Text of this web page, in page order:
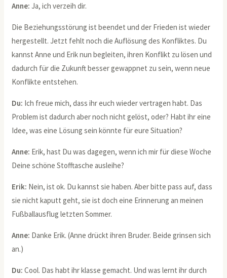
Anne: Ja, ich verzeih dir.
Die Beziehungsstörung ist beendet und der Frieden ist wieder
hergestellt. Jetzt fehlt noch die Auflösung des Konfliktes. Du
kannst Anne und Erik nun begleiten, ihren Konflikt zu lösen und
dadurch für die Zukunft besser gewappnet zu sein, wenn neue
Konflikte entstehen.
Du: Ich freue mich, dass ihr euch wieder vertragen habt. Das
Problem ist dadurch aber noch nicht gelöst, oder? Habt ihr eine
Idee, was eine Lösung sein könnte für eure Situation?
Anne: Erik, hast Du was dagegen, wenn ich mir für diese Woche
Deine schöne Stofftasche ausleihe?
Erik: Nein, ist ok. Du kannst sie haben. Aber bitte pass auf, dass
sie nicht kaputt geht, sie ist doch eine Erinnerung an meinen
Fußballausflug letzten Sommer.
Anne: Danke Erik. (Anne drückt ihren Bruder. Beide grinsen sich
an.)
Du: Cool. Das habt ihr klasse gemacht. Und was lernt ihr durch